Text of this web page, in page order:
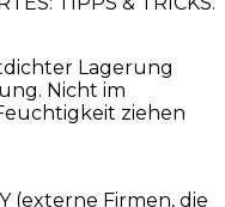
Lagerung
Nicht im
ziehen
(externe Firmen, die